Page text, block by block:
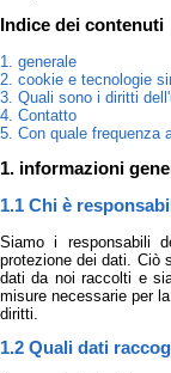
Indice dei contenuti
1. generale
2. cookie e tecnologie
3. Quali sono i diritti
4. Contatto
5. Con quale frequenza
1. informazioni
1.1 Chi è
Siamo i responsabili
protezione dei dati. Ciò
dati da noi raccolti e
misure necessarie per
diritti.
1.2 Quali dati